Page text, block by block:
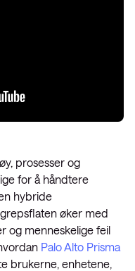
prosesser og
for å håndtere
hybride
øker med
og menneskelige feil
Palo Alto Prisma
brukerne, enhetene,